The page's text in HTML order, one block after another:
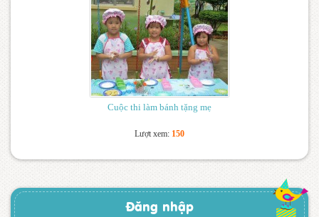
Cuộc thi làm bánh tặng mẹ
Lượt xem: 150
Đăng nhập